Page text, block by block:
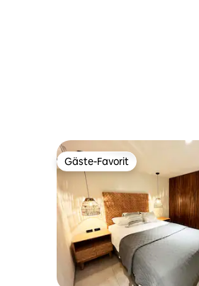
Gäste-Favorit
Gäste-Favorit